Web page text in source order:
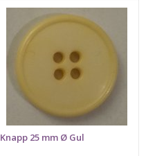
Knapp 25 mm Ø Gul